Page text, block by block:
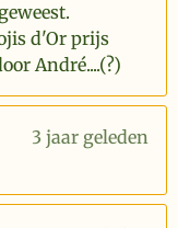
d'Or prijs
André....(?)
3 jaar geleden